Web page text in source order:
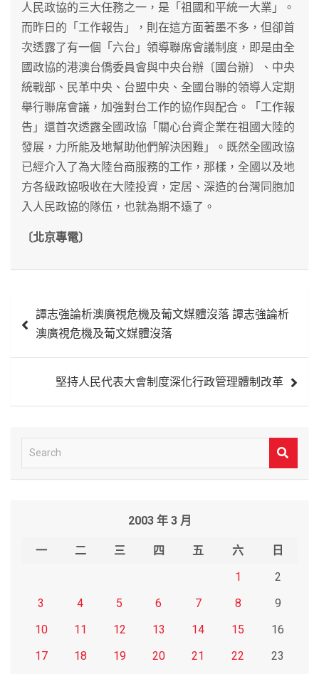
人民政協的三大任務之一，是「祖國和平統一大業」。
而昨日的「工作報告」，則在這方面著墨不多，但卻首
次透露了有一個「六台」領導聯席會議制度，即是由全
國政協的港澳台僑委員會與中央台辦〔國台辦〕、中央
統戰部、民革中央、台盟中央、全國台聯的領導人定期
舉行聯席會議，加強對台工作的協作與配合。「工作報
告」還首次透露全國政協「關心台資企業在祖國大陸的
發展，力所能及地幫助他們解決困難」。既然全國政協
已經介入了為大陸台商服務的工作，那樣，全國以及地
方各級政協吸收在大陸投資，定居、深造的台灣同胞加
入人民政協的隊伍，也就為期不遠了。
〔北京專電〕
章 譚志強論析澳廣視危機及葡文媒體沒落 譚志強論析
澳廣視危機及葡文媒體沒落
堅持人民代表大會制度深化行政管理體制改革
e
2003 年 3 月
一 二 三 四 五 六
日
1
2
3
4 5 6 7 8
9
10
11 12 13 14 15
16
17
18 19 20 21 22
23